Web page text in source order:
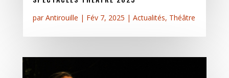
parAntirouille | Fév 7, 2025 | Actualités, Théâtre